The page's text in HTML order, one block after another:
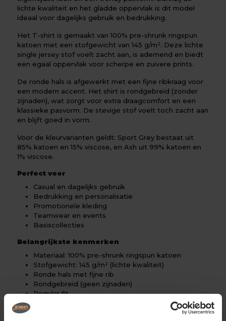
lichte kwaliteit en het gladde oppervlak is dit model
ideaal voor dagelijks gebruik en bedrukking.
Het T-shirt is gemaakt van 100% pre-shrunk ringspun
katoen met een stofgewicht van 145 g/m². Deze lichte
single jersey stof voelt zacht aan, is ademend en biedt
een egaal oppervlak voor scherpe en zuivere prints.
De ronde hals is afgewerkt met een fijne ribkraag voor
een modern accent. Het shirt is rondgebreid (zonder
zijnaden), wat zorgt voor extra draagcomfort en een
klassieke pasvorm. De stevige stof voelt toch zacht aan
en blijft goed in vorm.
Voor de kleurvarianten geldt: Sport Grey bestaat uit
85% katoen en 15% viscose, en Ash uit 99% katoen en
1% viscose.
Perfect voor
Casual en dagelijks gebruik
Bedrukking en personalisatie
Promotionele kleding
Teamwear en events
Basiscollecties
Belangrijkste kenmerken
Materiaal: 100% pre-shrunk ringspun katoen
Stofgewicht: 145 g/m² (lichte kwaliteit)
Ronde hals met fijne rib
Rondgebreid (geen zijnaden)
Regular fit